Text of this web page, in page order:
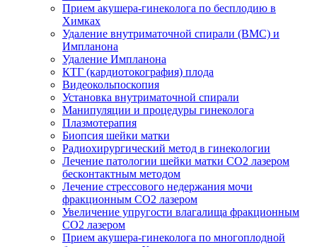
Прием акушера-гинеколога по бесплодию в
Химках
Удаление внутриматочной спирали (ВМС) и
Импланона
Удаление Импланона
КТГ (кардиотокография) плода
Видеокольпоскопия
Установка внутриматочной спирали
Манипуляции и процедуры гинеколога
Плазмотерапия
Биопсия шейки матки
Радиохирургический метод в гинекологии
Лечение патологии шейки матки CO2 лазером
бесконтактным методом
Лечение стрессового недержания мочи
фракционным CO2 лазером
Увеличение упругости влагалища фракционным
CO2 лазером
Прием акушера-гинеколога по многоплодной